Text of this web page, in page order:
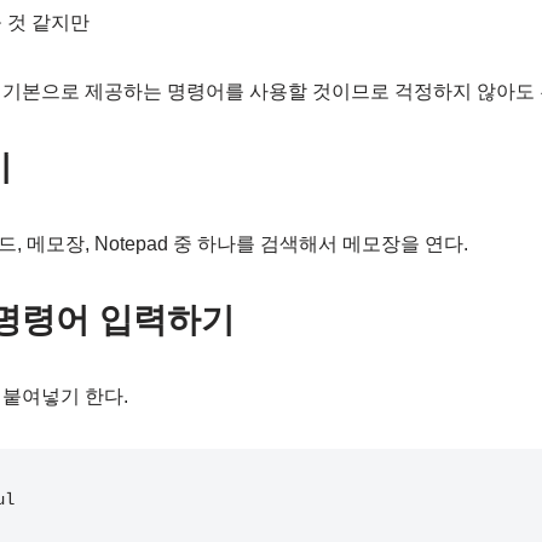
것 같지만
본으로 제공하는 명령어를 사용할 것이므로 걱정하지 않아도
, 메모장, Notepad 중 하나를 검색해서 메모장을 연다.
령어 입력하기
여넣기 한다.